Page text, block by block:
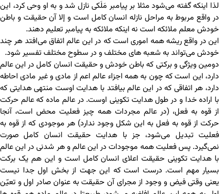
لذا اینکه گفته می‌شود مثلا بر پیامبر مَلَکی نازل شد و به او وحی کرد، این
در واقع مربوط به مراحل نازله انسان کامل است و إلا آن حقیقت و باطن
خودش معلم ملائکه است نه اینکه ملائکه به پیامبر تعلیم دهند.
این در واقع ریشه همه اموری است که در این عالم اتفاق می‌افتد هر چند
خودش می‌تواند به شعبه های مختلف و در سطوح مختلف تفسیر شود.
دومین ویژگی و برکتی که باطن خودش و حقیقت انسان کامل در این عالم
دارد، این است که چون به همه اجزاء عالم اعم از مادی و غیر مادی احاطه
دارد، هر اتفاقی که در این عالم بیافتد با هدایت اوست منتهی هدایتی که
با اراده خدا و در طول هدایت تکوینی اوست. در عالم ماده که عالم حرکت
از قوه به فعل، (در عالم مجردات همه چیز فعلیت محض است، آنجا
حرکت از قوه به فعل به این شکل وجود ندارد) هر موجودی که از قوه به
فعلیت تبدیل می‌شود، جز با هدایت حقیقت انسان کامل صورت
نمی‌گیرد. پس فعلیت همه موجودات در این عالم و هر شدنی در این عالم
با هدایت تکوینی حقیقت اعلای انسان کامل است و این هم یک برکت
بسیار مهم است. درست است که این جهت از بخش اول جدا نیست
یعنی وقتی فیض و وجود از مجرای آن حقیقت به عنوان صادر اول و تعیّن